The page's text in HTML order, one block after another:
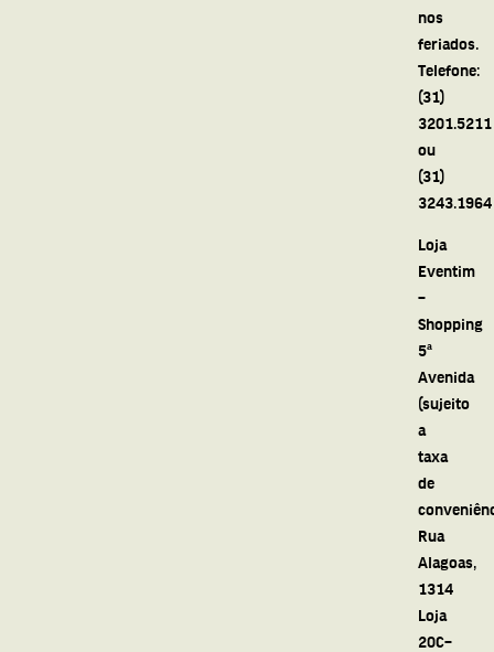
nos
feriados.
Telefone:
(31)
3201.5211
ou
(31)
3243.1964
Loja
Eventim
–
Shopping
5ª
Avenida
(sujeito
a
taxa
de
Rua
Alagoas,
1314
Loja
20C–